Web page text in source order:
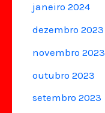
janeiro 2024
dezembro 2023
novembro 2023
outubro 2023
setembro 2023